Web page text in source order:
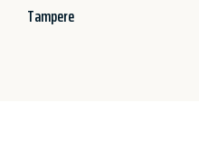
Tampere